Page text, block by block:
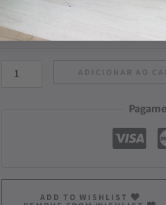
ADICIONAR AO
ADD TO WISHLIST